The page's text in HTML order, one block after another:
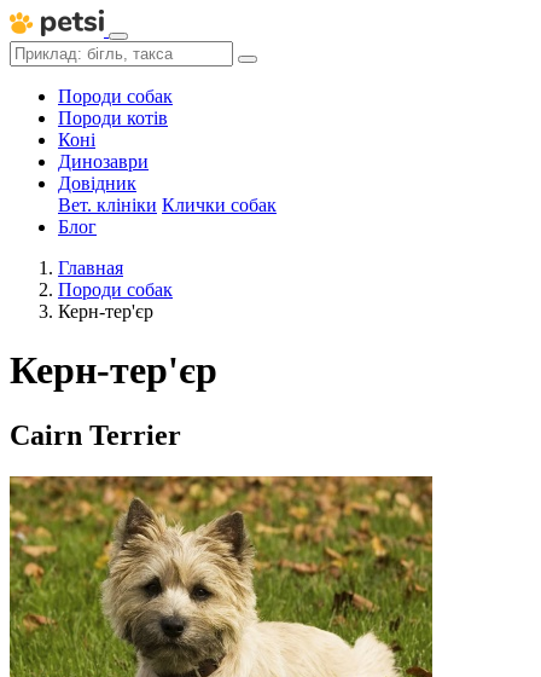
Породи собак
Породи котів
Коні
Динозаври
Довідник
Вет. клініки Клички собак
Блог
Главная
Породи собак
Керн-тер'єр
Керн-тер'єр
Cairn Terrier